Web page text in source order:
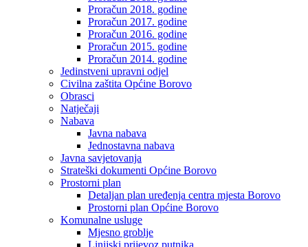
Proračun 2018. godine
Proračun 2017. godine
Proračun 2016. godine
Proračun 2015. godine
Proračun 2014. godine
Jedinstveni upravni odjel
Civilna zaštita Općine Borovo
Obrasci
Natječaji
Nabava
Javna nabava
Jednostavna nabava
Javna savjetovanja
Strateški dokumenti Općine Borovo
Prostorni plan
Detaljan plan uređenja centra mjesta Borovo
Prostorni plan Općine Borovo
Komunalne usluge
Mjesno groblje
Linijski prijevoz putnika